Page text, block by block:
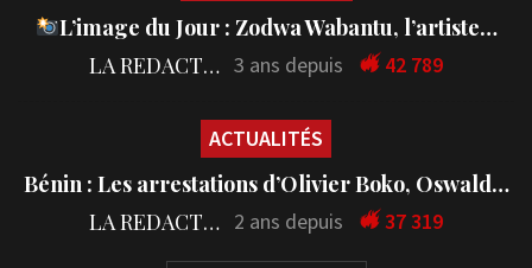
L’image du Jour : Zodwa Wabantu, l’artiste…
LA REDACTION 3 ans depuis 42 789
ACTUALITÉS
Bénin : Les arrestations d’Olivier Boko, Oswald…
LA REDACTION 2 ans depuis 37 319